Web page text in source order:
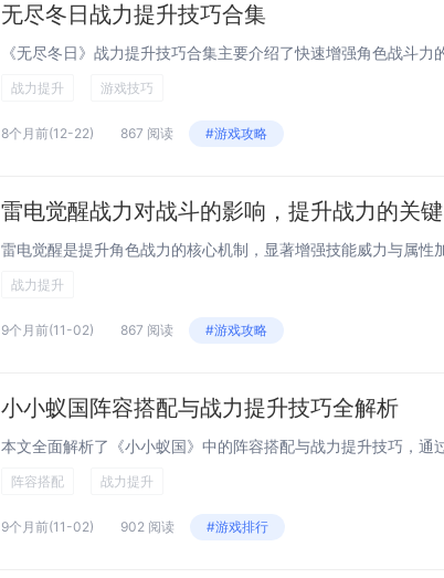
无尽冬日战力提升技巧合集
战力提升 游戏技巧
8个月前(12-22) 867 阅读 #游戏攻略
雷电觉醒战力对战斗的影响，提升战力的关
战力提升
9个月前(11-02) 867 阅读 #游戏攻略
小小蚁国阵容搭配与战力提升技巧全解析
阵容搭配 战力提升
9个月前(11-02) 902 阅读 #游戏排行